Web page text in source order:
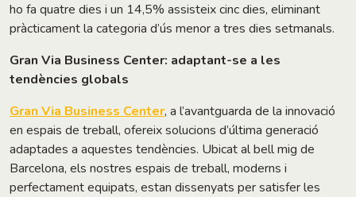
ho fa quatre dies i un 14,5% assisteix cinc dies, eliminant
pràcticament la categoria d’ús menor a tres dies setmanals.
Gran Via Business Center: adaptant-se a les
tendències globals
Gran Via Business Center, a l’avantguarda de la innovació
en espais de treball, ofereix solucions d’última generació
adaptades a aquestes tendències. Ubicat al bell mig de
Barcelona, els nostres espais de treball, moderns i
perfectament equipats, estan dissenyats per satisfer les